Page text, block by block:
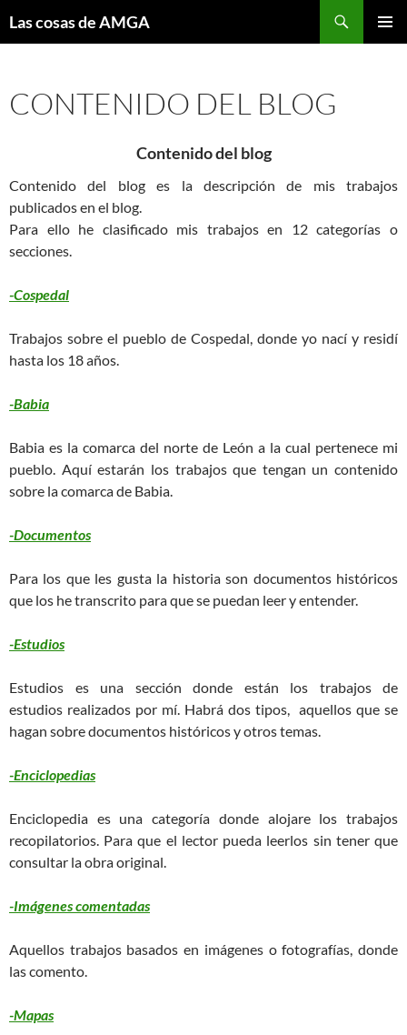
Las cosas de AMGA
CONTENIDO DEL BLOG
Contenido del blog
Contenido del blog es la descripción de mis trabajos
publicados en el blog.
Para ello he clasificado mis trabajos en 12 categorías o
secciones.
-Cospedal
Trabajos sobre el pueblo de Cospedal, donde yo nací y residí
hasta los 18 años.
-Babia
Babia es la comarca del norte de León a la cual pertenece mi
pueblo. Aquí estarán los trabajos que tengan un contenido
sobre la comarca de Babia.
-Documentos
Para los que les gusta la historia son documentos históricos
que los he transcrito para que se puedan leer y entender.
-Estudios
Estudios es una sección donde están los trabajos de
estudios realizados por mí. Habrá dos tipos, aquellos que se
hagan sobre documentos históricos y otros temas.
-Enciclopedias
Enciclopedia es una categoría donde alojare los trabajos
recopilatorios. Para que el lector pueda leerlos sin tener que
consultar la obra original.
-Imágenes comentadas
Aquellos trabajos basados en imágenes o fotografías, donde
las comento.
-Mapas